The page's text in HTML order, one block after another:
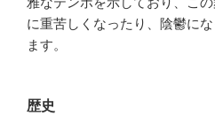
に重苦しくなったり、陰鬱に
ます。
歴史